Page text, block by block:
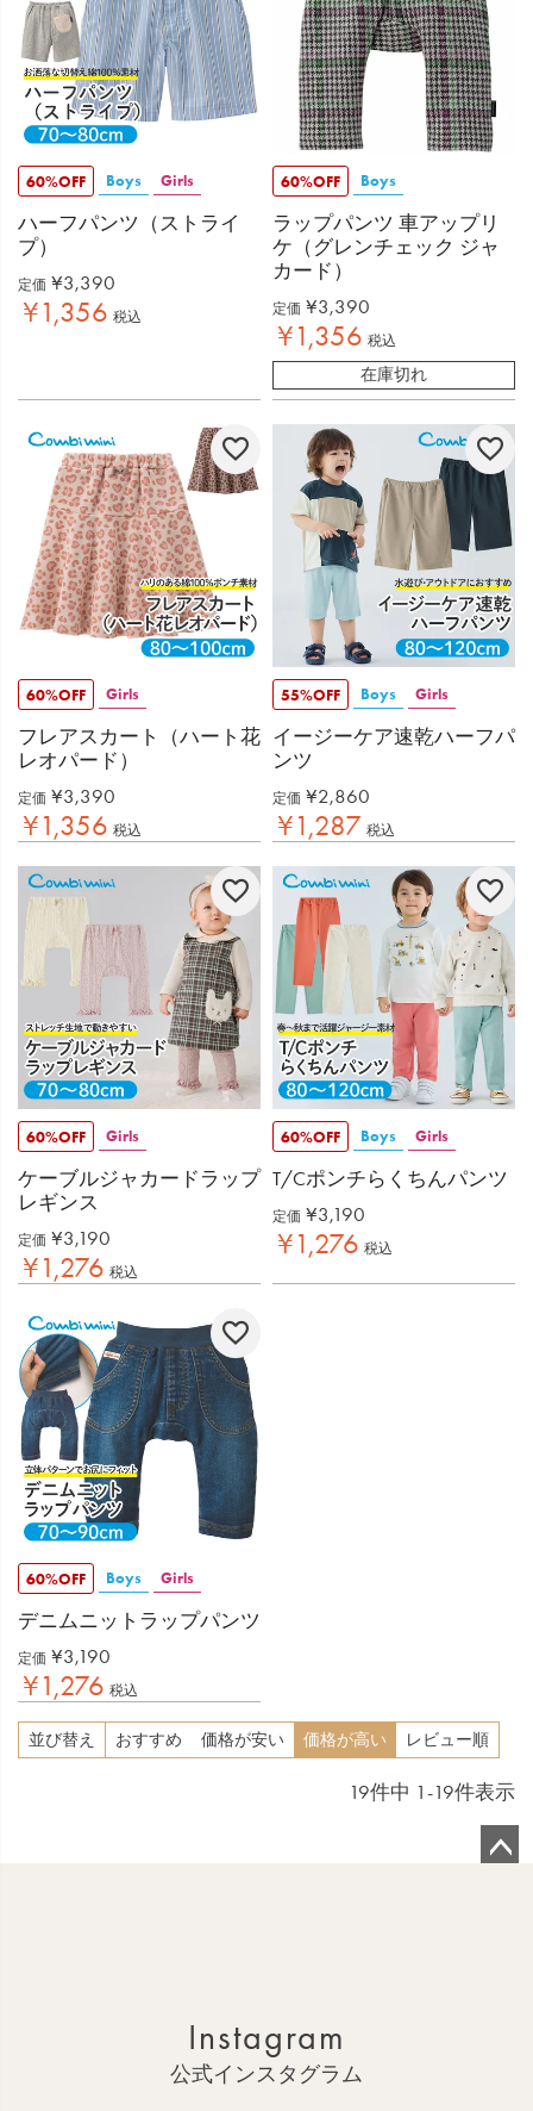
60%OFF Boys Girls
ハーフパンツ（ストライ
プ）
定価 ¥3,390
¥1,356 税込
60%OFF Boys
ラップパンツ 車アップリ
ケ（グレンチェック ジャ
カード）
定価 ¥3,390
¥1,356 税込
在庫切れ
60%OFF Girls
フレアスカート（ハート花
レオパード）
定価 ¥3,390
¥1,356 税込
55%OFF Boys Girls
イージーケア速乾ハーフパ
ンツ
定価 ¥2,860
¥1,287 税込
60%OFF Girls
ケーブルジャカードラップ
レギンス
定価 ¥3,190
¥1,276 税込
60%OFF Boys Girls
T/Cポンチらくちんパンツ
定価 ¥3,190
¥1,276 税込
60%OFF Boys Girls
デニムニットラップパンツ
定価 ¥3,190
¥1,276 税込
並び替え おすすめ 価格が安い 価格が高い レビュー順
19件中 1 -19件表示
Instagram
公式インスタグラム